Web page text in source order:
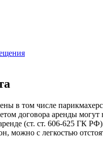
в том числе
договора аренды
(ст. ст. 606-625 ГК
можно с легкостью